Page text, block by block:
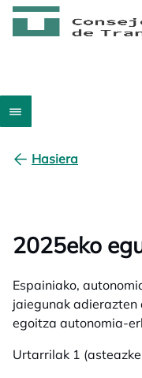
Hasiera
2025eko
Espainiako,
jaiegunak adierazten
egoitza autonomia-
Urtarrilak 1